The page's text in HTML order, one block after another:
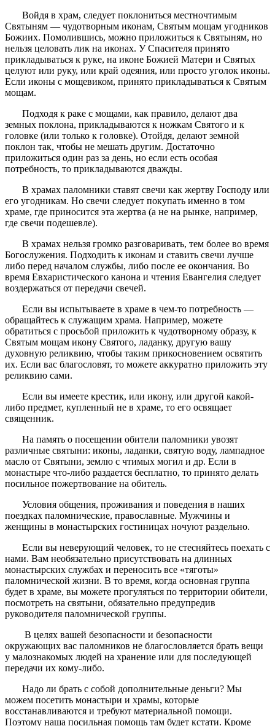
Войдя в храм, следует поклониться местночтимым
Святыням — чудотворным иконам, Святым мощам угодников
Божиих. Помолившись, можно приложиться к Святыням, но
нельзя целовать лик на иконах. У Спасителя принято
прикладываться к руке, на иконе Божией Матери и Святых
целуют или руку, или край одеяния, или просто уголок иконы.
Если иконы с мощевиком, принято прикладываться к Святым
мощам.
Подходя к раке с мощами, как правило, делают два
земных поклона, прикладываются к ножкам Святого и к
головке (или только к головке). Отойдя, делают земной
поклон так, чтобы не мешать другим. Достаточно
приложиться один раз за день, но если есть особая
потребность, то прикладываются дважды.
В храмах паломники ставят свечи как жертву Господу или
его угодникам. Но свечи следует покупать именно в том
храме, где приносится эта жертва (а не на рынке, например,
где свечи подешевле).
В храмах нельзя громко разговаривать, тем более во время
Богослужения. Подходить к иконам и ставить свечи лучше
либо перед началом службы, либо после ее окончания. Во
время Евхаристического канона и чтения Евангелия следует
воздержаться от передачи свечей.
Если вы испытываете в храме в чем-то потребность —
обращайтесь к служащим храма. Например, можете
обратиться с просьбой приложить к чудотворному образу, к
Святым мощам икону Святого, ладанку, другую вашу
духовную реликвию, чтобы таким прикосновением освятить
их. Если вас благословят, то можете аккуратно приложить эту
реликвию сами.
Если вы имеете крестик, или икону, или другой какой-
либо предмет, купленный не в храме, то его освящает
священник.
На память о посещении обители паломники увозят
различные святыни: иконы, ладанки, святую воду, лампадное
масло от Святыни, землю с чтимых могил и др. Если в
монастыре что-либо раздается бесплатно, то принято делать
посильное пожертвование на обитель.
Условия общения, проживания и поведения в наших
поездках паломнические, православные. Мужчины и
женщины в монастырских гостиницах ночуют раздельно.
Если вы неверующий человек, то не стесняйтесь поехать с
нами. Вам необязательно присутствовать на длинных
монастырских службах и переносить все «тяготы»
паломнической жизни. В то время, когда основная группа
будет в храме, вы можете прогуляться по территории обители,
посмотреть на святыни, обязательно предупредив
руководителя паломнической группы.
В целях вашей безопасности и безопасности
окружающих вас паломников не благословляется брать вещи
у малознакомых людей на хранение или для последующей
передачи их кому-либо.
Надо ли брать с собой дополнительные деньги? Мы
можем посетить монастыри и храмы, которые
восстанавливаются и требуют материальной помощи.
Поэтому наша посильная помощь там будет кстати. Кроме